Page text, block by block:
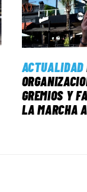
ACTUALIDAD
GREMIOS Y
LA MARCHA